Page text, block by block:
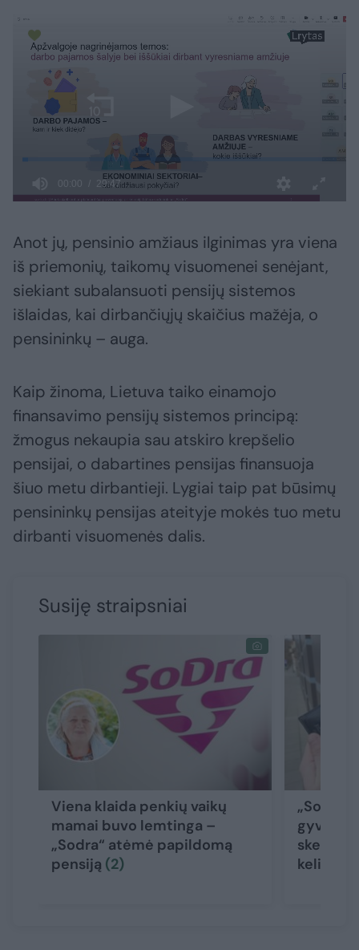
Anot jų, pensinio amžiaus ilginimas yra viena
iš priemonių, taikomų visuomenei senėjant,
siekiant subalansuoti pensijų sistemos
išlaidas, kai dirbančiųjų skaičius mažėja, o
pensininkų – auga.
Kaip žinoma, Lietuva taiko einamojo
finansavimo pensijų sistemos principą:
žmogus nekaupia sau atskiro krepšelio
pensijai, o dabartines pensijas finansuoja
šiuo metu dirbantieji. Lygiai taip pat būsimų
pensininkų pensijas ateityje mokės tuo metu
dirbanti visuomenės dalis.
Susiję straipsniai
Viena klaida penkių vaikų
mamai buvo lemtinga –
„Sodra“ atėmė papildomą
pensiją (2)
skelbia,
kelia